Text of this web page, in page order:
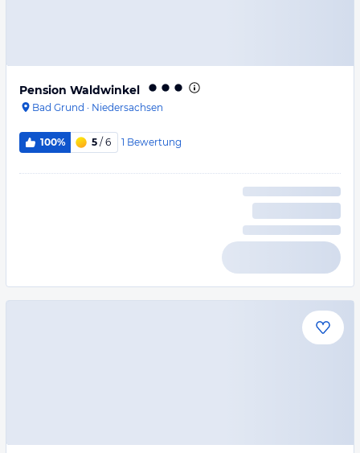
Pension Waldwinkel
Bad Grund · Niedersachsen
100% 5 / 6 1 Bewertung